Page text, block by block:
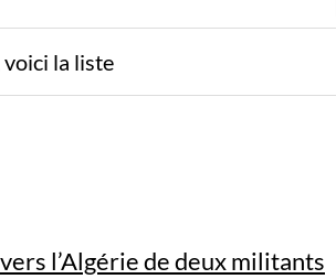
voici la liste
l’Algérie de deux militants